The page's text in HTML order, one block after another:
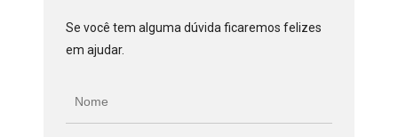
Se você tem alguma dúvida ficaremos felizes
em ajudar.